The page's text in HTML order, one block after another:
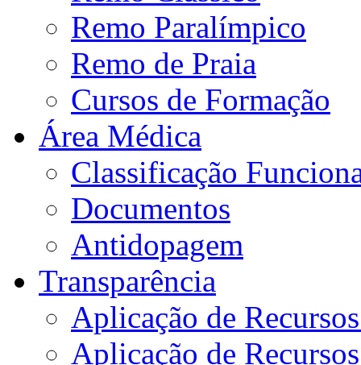
Remo Paralímpico
Remo de Praia
Cursos de Formação
Área Médica
Classificação
Documentos
Antidopagem
Transparência
Aplicação de
Aplicação de